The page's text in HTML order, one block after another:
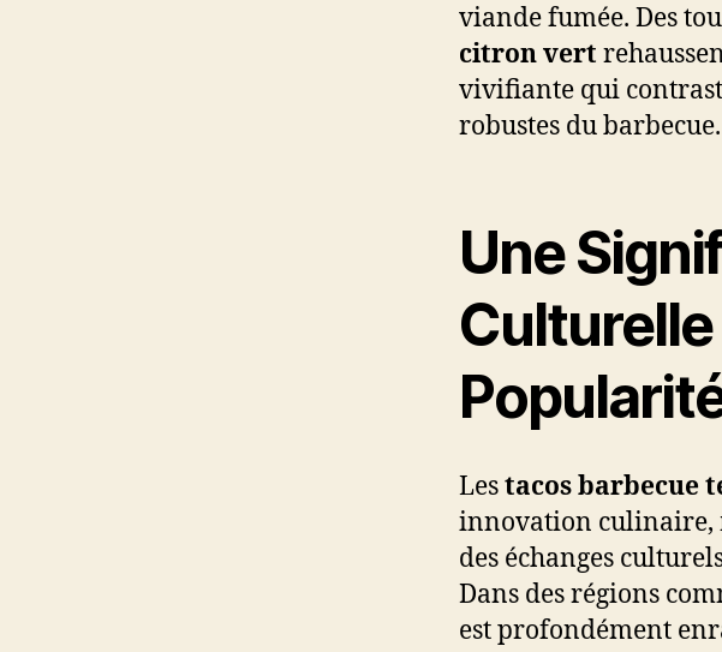
viande fumée. Des
citron vert
vivifiante qui
robustes du barbecue.
Une
Lestacos barbecue
innovation culinaire,
des échanges
Dans des régions
est profondément